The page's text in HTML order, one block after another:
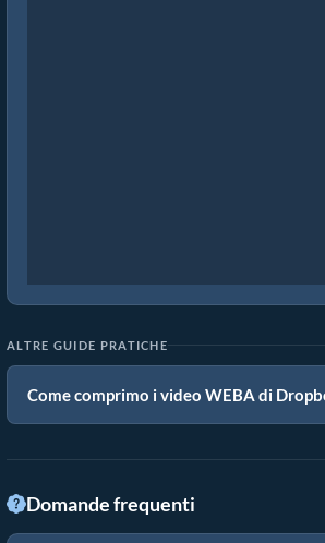
ALTRE GUIDE PRATICHE
Come comprimo i video WEBA di
Domande frequenti